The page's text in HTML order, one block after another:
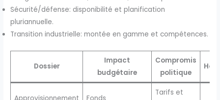
Sécurité/défense: disponibilité et planification
pluriannuelle.
Transition industrielle: montée en gamme et compétences.
Dossier
Impact
budgétaire
Compromis
politique
Tarifs et